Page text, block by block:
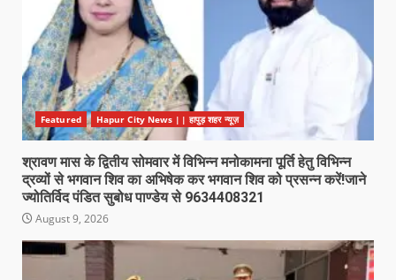
Featured Hapur City News || हापुड़ शहर न्यूज़
श्रावण मास के द्वितीय सोमवार में विभिन्न मनोकामना पूर्ति हेतु विभिन्न
द्रव्यों से भगवान शिव का अभिषेक कर भगवान शिव को प्रसन्न करें!जाने
ज्योतिर्विद पंडित सुबोध पाण्डेय से 9634408321
August 9, 2026